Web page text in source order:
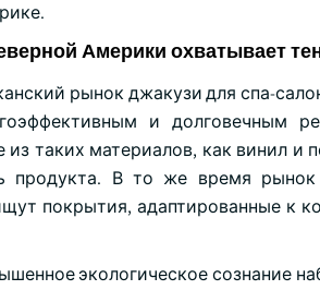
Америки охватывает
рынок джакузи для спа-
и долговечным
из таких материалов, как винил
продукта. В то же время
покрытия, адаптированные к
экологическое сознание